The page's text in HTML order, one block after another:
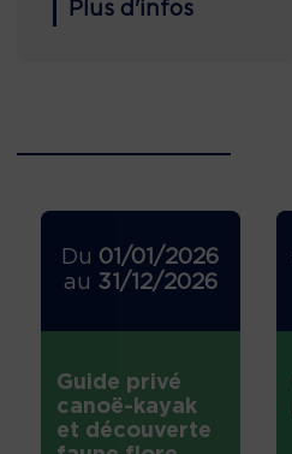
Plus d'infos
Du 01/01/2026
au 31/12/2026
Guide privé
canoë-kayak
et découverte